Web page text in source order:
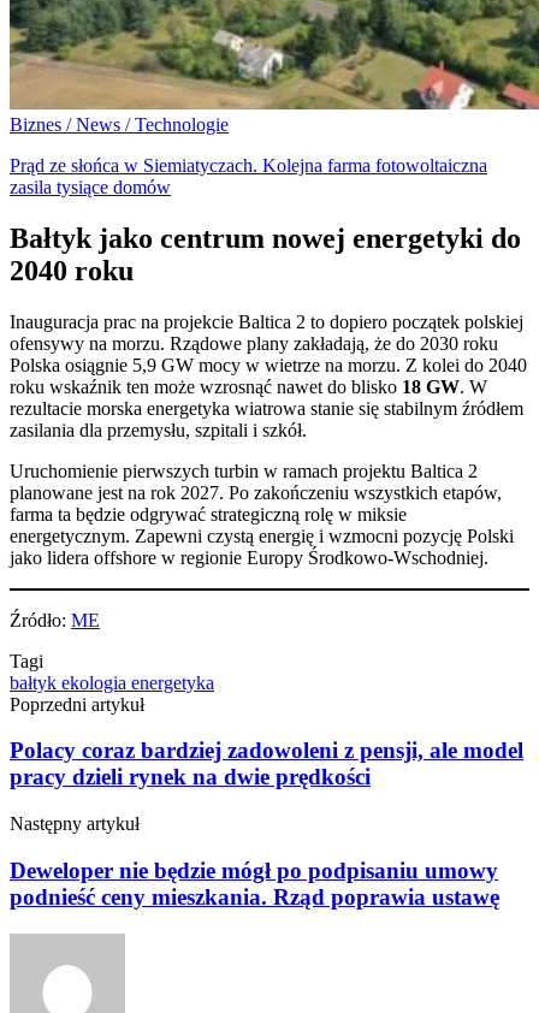
Biznes / News / Technologie
Prąd ze słońca w Siemiatyczach. Kolejna farma fotowoltaiczna
zasila tysiące domów
Bałtyk jako centrum nowej energetyki do
2040 roku
Inauguracja prac na projekcie Baltica 2 to dopiero początek polskiej
ofensywy na morzu. Rządowe plany zakładają, że do 2030 roku
Polska osiągnie 5,9 GW mocy w wietrze na morzu. Z kolei do 2040
roku wskaźnik ten może wzrosnąć nawet do blisko 18 GW. W
rezultacie morska energetyka wiatrowa stanie się stabilnym źródłem
zasilania dla przemysłu, szpitali i szkół.
Uruchomienie pierwszych turbin w ramach projektu Baltica 2
planowane jest na rok 2027. Po zakończeniu wszystkich etapów,
farma ta będzie odgrywać strategiczną rolę w miksie
energetycznym. Zapewni czystą energię i wzmocni pozycję Polski
jako lidera offshore w regionie Europy Środkowo-Wschodniej.
Źródło: ME
Tagi
bałtyk ekologia energetyka
Poprzedni artykuł
Polacy coraz bardziej zadowoleni z pensji, ale model
pracy dzieli rynek na dwie prędkości
Następny artykuł
Deweloper nie będzie mógł po podpisaniu umowy
podnieść ceny mieszkania. Rząd poprawia ustawę